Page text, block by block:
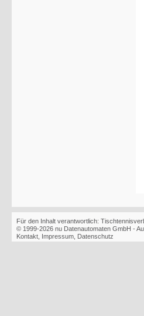
Für den Inhalt verantwortlich:
© 1999-2026 nu Datenautomaten GmbH -
Kontakt Impressum Datenschutz